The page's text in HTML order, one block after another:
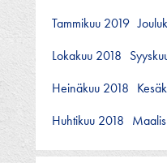
Tammikuu 2019
Lokakuu 2018
Heinäkuu 2018
Huhtikuu 2018